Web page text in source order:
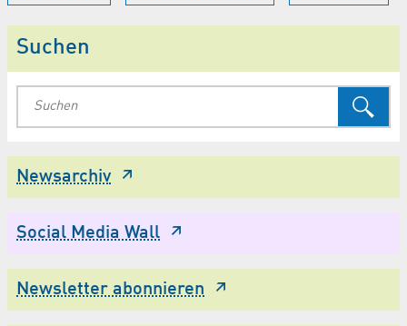
Suchen
Newsarchiv
Social Media Wall
Newsletter abonnieren